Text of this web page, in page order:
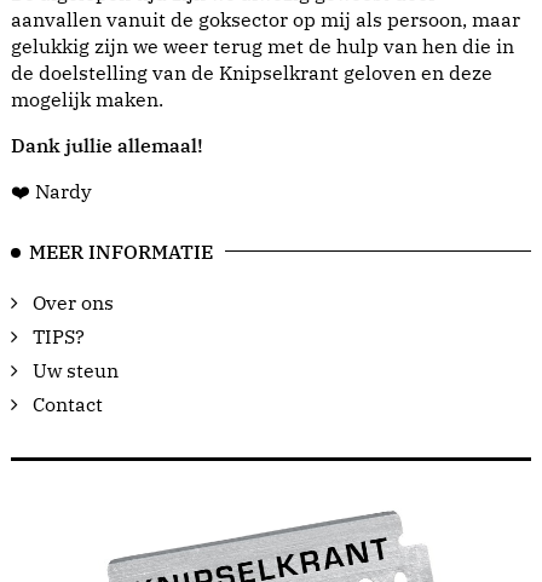
aanvallen vanuit de goksector op mij als persoon, maar
gelukkig zijn we weer terug met de hulp van hen die in
de doelstelling van de Knipselkrant geloven en deze
mogelijk maken.
Dank jullie allemaal!
❤️ Nardy
MEER INFORMATIE
Over ons
TIPS?
Uw steun
Contact